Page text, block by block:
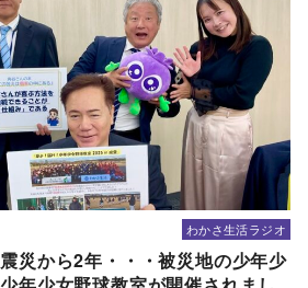
わかさ生活ラジオ
災から2年・・・被災地の少年少